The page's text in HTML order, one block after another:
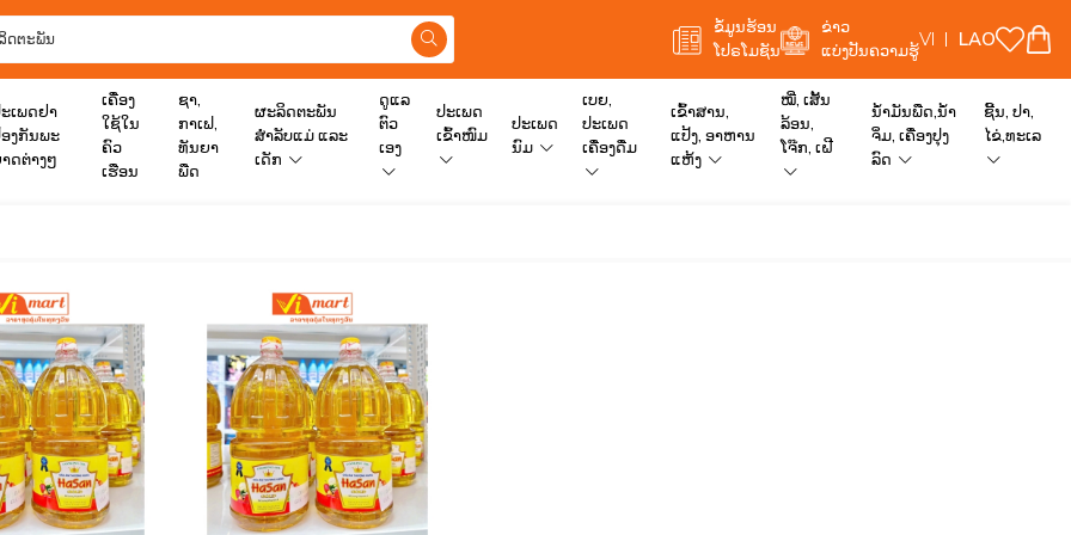
ຂໍ້ມູນຮ້ອນ
ໂປຣໂມຊັນ
ຂ່າວ
ແບ່ງປັນຄວາມຮູ້VI LAO
ເພດຢາ
ງກັນພະ
ດຕ່າງໆ
ເຄື່ອງ
ໃຊ້ໃນ
ຄົວ
ເຮືອນ
ຊາ,​
ກາເຟ,
ທັນຍາ
ພືດ
ຜະລິດຕະພັນ
ສຳລັບແມ່ ແລະ
ເດັກ
ດູແລ
ຕົວ
ເອງ
ປະເພດ
ເຂົ້າໜົມ
ປະເພດ
ນົມ
ເບຍ,
ປະເພດ
ເຄື່ອງດື່ມ
ເຂົ້າສານ,
ແປ້ງ, ອາຫານ
ແຫ້ງ
ໝີ່, ເສັ້ນ
ລ້ອນ,
ໂຈ໊ກ, ເຝີ
ນໍ້າມັນພືດ,ນໍ້າ
ຈິ່ມ, ເຄື່ອງປຸງ
ລົດ
ຊີ້ນ, ປາ,
ໄຂ່,ທະເລ